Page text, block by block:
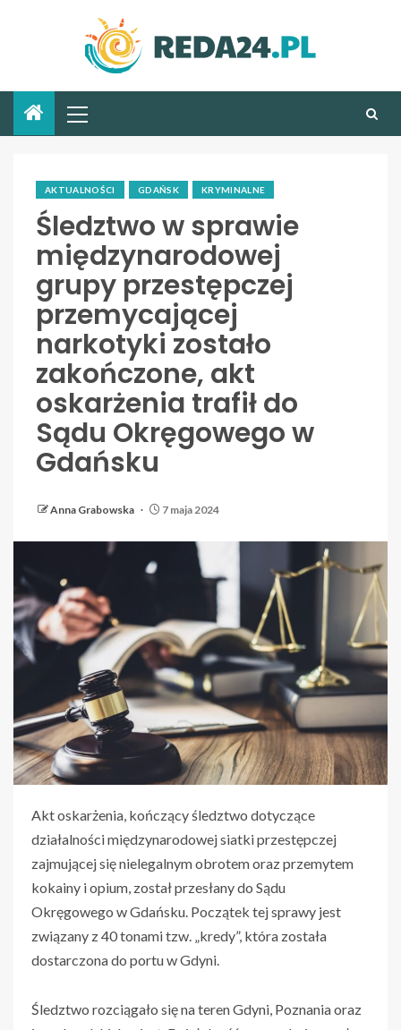
AKTUALNOŚCI GDAŃSK KRYMINALNE
Śledztwo w sprawie
międzynarodowej
grupy przestępczej
przemycającej
narkotyki zostało
zakończone, akt
oskarżenia trafił do
Sądu Okręgowego w
Gdańsku
Anna Grabowska 7 maja 2024
Akt oskarżenia, kończący śledztwo dotyczące
działalności międzynarodowej siatki przestępczej
zajmującej się nielegalnym obrotem oraz przemytem
kokainy i opium, został przesłany do Sądu
Okręgowego w Gdańsku. Początek tej sprawy jest
związany z 40 tonami tzw. „kredy”, która została
dostarczona do portu w Gdyni.
Śledztwo rozciągało się na teren Gdyni, Poznania oraz